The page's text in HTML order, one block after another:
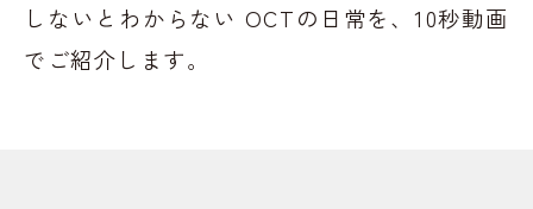
しないとわからない OCTの日常を、10秒動画
でご紹介します。